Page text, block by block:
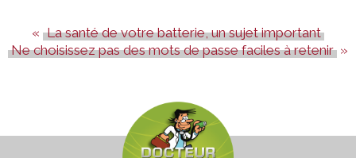
La santé de votre batterie, un sujet important
Ne choisissez pas des mots de passe faciles à retenir